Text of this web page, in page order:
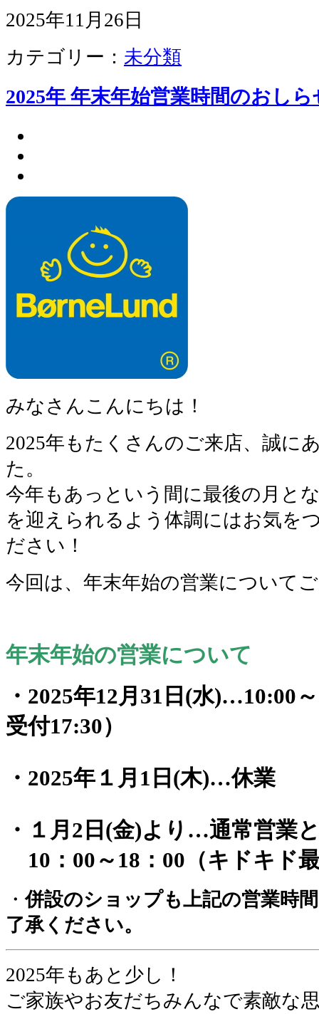
2025年11月26日
カテゴリー： 未分類
2025年 年末年始営業時間のおしら
みなさんこんにちは！
2025年もたくさんのご来店、誠に
た。
今年もあっという間に最後の月と
を迎えられるよう体調にはお気を
ださい！
今回は、年末年始の営業について
年末年始の営業について
・2025年12月31日(水)…10:00
受付17:30）
・2025年１月1日(木)…休業
・１月2日(金)より…通常営業
10：00～18：00（キドキド
・併設のショップも上記の営業時
了承ください。
2025年もあと少し！
ご家族やお友だちみんなで素敵な